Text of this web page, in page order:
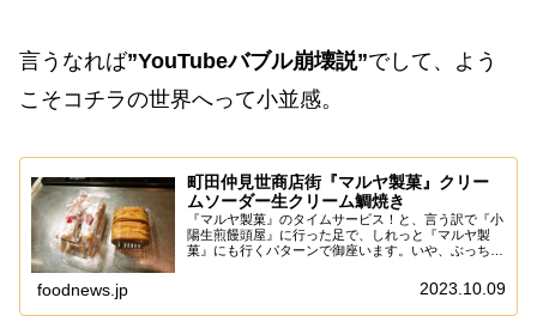
言うなれば”YouTubeバブル崩壊説”でして、よう
こそコチラの世界へって小並感。
町田仲見世商店街『マルヤ製菓』クリー
ムソーダー生クリーム鯛焼き
『マルヤ製菓』のタイムサービス！と、言う訳で『小
陽生煎饅頭屋』に行った足で、しれっと『マルヤ製
菓』にも行くパターンで御座います。いや、ぶっちゃ
ですし、両方とも持ち帰り可なので、今行かないで何
foodnews.jp 2023.10.09